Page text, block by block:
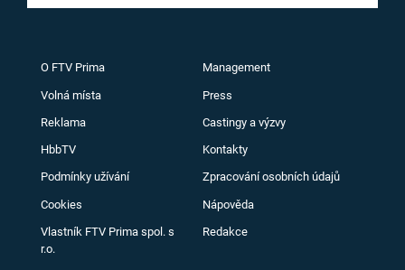
O FTV Prima Management
Volná místa Press
Reklama Castingy a výzvy
HbbTV Kontakty
Podmínky užívání Zpracování osobních údajů
Cookies Nápověda
Vlastník FTV Prima spol. s
r.o.
Redakce